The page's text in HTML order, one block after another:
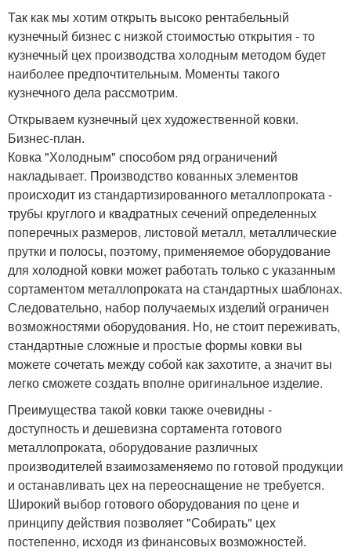
Так как мы хотим открыть высоко рентабельный
кузнечный бизнес с низкой стоимостью открытия - то
кузнечный цех производства холодным методом будет
наиболее предпочтительным. Моменты такого
кузнечного дела рассмотрим.
Открываем кузнечный цех художественной ковки.
Бизнес-план.
Ковка "Холодным" способом ряд ограничений
накладывает. Производство кованных элементов
происходит из стандартизированного металлопроката -
трубы круглого и квадратных сечений определенных
поперечных размеров, листовой металл, металлические
прутки и полосы, поэтому, применяемое оборудование
для холодной ковки может работать только с указанным
сортаментом металлопроката на стандартных шаблонах.
Следовательно, набор получаемых изделий ограничен
возможностями оборудования. Но, не стоит переживать,
стандартные сложные и простые формы ковки вы
можете сочетать между собой как захотите, а значит вы
легко сможете создать вполне оригинальное изделие.
Преимущества такой ковки также очевидны -
доступность и дешевизна сортамента готового
металлопроката, оборудование различных
производителей взаимозаменяемо по готовой продукции
и останавливать цех на переоснащение не требуется.
Широкий выбор готового оборудования по цене и
принципу действия позволяет "Собирать" цех
постепенно, исходя из финансовых возможностей.